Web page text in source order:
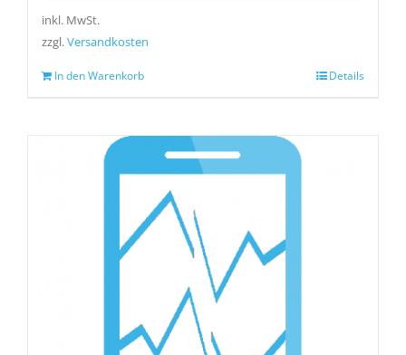
inkl. MwSt.
zzgl.Versandkosten
In den Warenkorb Details